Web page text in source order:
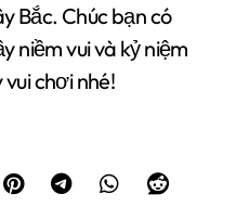
Bắc. Chúc bạn có
niềm vui và kỷ niệm
chơi nhé!